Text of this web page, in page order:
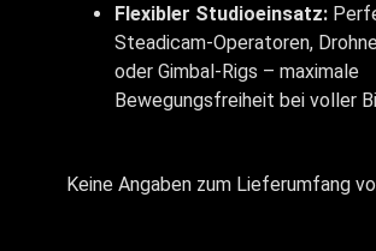
Flexibler Studioeinsatz:
Steadicam-Operatoren,
oder Gimbal-Rigs – maximale
Bewegungsfreiheit bei voller
Keine Angaben zum Lieferumfang